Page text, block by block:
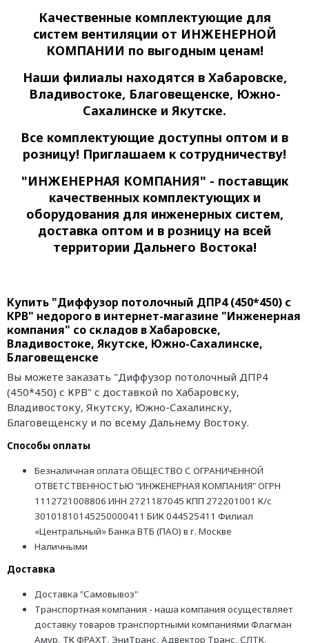
Качественные комплектующие для
систем вентиляции от ИНЖЕНЕРНОЙ
КОМПАНИИ по выгодным ценам!
Наши филиалы находятся в Хабаровске,
Владивостоке, Благовещенске, Южно-
Сахалинске и Якутске.
Все комплектующие доступны оптом и в
розницу! Приглашаем к сотрудничеству!
"ИНЖЕНЕРНАЯ КОМПАНИЯ" - поставщик
качественных комплектующих и
оборудования для инженерных систем,
доставка оптом и в розницу на всей
территории Дальнего Востока!
Купить "Диффузор потолочный ДПР4 (450*450) с
КРВ" недорого в интернет-магазине "Инженерная
компания" со складов в Хабаровске,
Владивостоке, Якутске, Южно-Сахалинске,
Благовещенске
Вы можете заказать "Диффузор потолочный ДПР4
(450*450) с КРВ" с доставкой по Хабаровску,
Владивостоку, Якутску, Южно-Сахалинску,
Благовещенску и по всему Дальнему Востоку.
Способы оплаты
Безналичная оплата ОБЩЕСТВО С ОГРАНИЧЕННОЙ
ОТВЕТСТВЕННОСТЬЮ "ИНЖЕНЕРНАЯ КОМПАНИЯ" ОГРН
1112721008806 ИНН 2721187045 КПП 272201001 К/с
30101810145250000411 БИК 044525411 Филиал
«Центральный» Банка ВТБ (ПАО) в г. Москве
Наличными
Доставка
Доставка "Самовывоз"
Транспортная компания - наша компания осуществляет
доставку товаров транспортными компаниями Флагман
Амур, ТК ФРАХТ, ЭниТранс, Адвектор Транс, СЛТК,